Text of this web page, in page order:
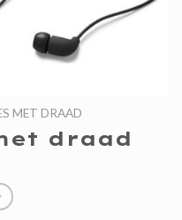
MET DRAAD
draad